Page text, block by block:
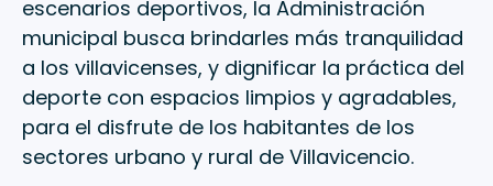
escenarios deportivos, la Administración
municipal busca brindarles más tranquilidad
a los villavicenses, y dignificar la práctica del
deporte con espacios limpios y agradables,
para el disfrute de los habitantes de los
sectores urbano y rural de Villavicencio.